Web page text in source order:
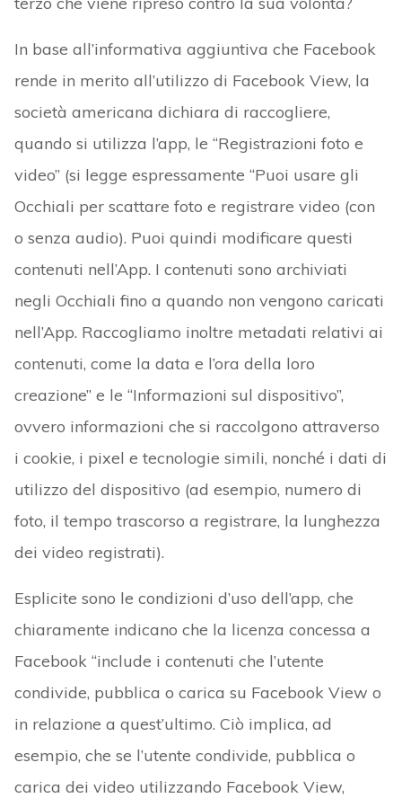
In base all’informativa aggiuntiva che Facebook
rende in merito all’utilizzo di Facebook View, la
società americana dichiara di raccogliere,
quando si utilizza l’app, le “Registrazioni foto e
video” (si legge espressamente “Puoi usare gli
Occhiali per scattare foto e registrare video (con
o senza audio). Puoi quindi modificare questi
contenuti nell’App. I contenuti sono archiviati
negli Occhiali fino a quando non vengono caricati
nell’App. Raccogliamo inoltre metadati relativi ai
contenuti, come la data e l’ora della loro
creazione” e le “Informazioni sul dispositivo”,
ovvero informazioni che si raccolgono attraverso
i cookie, i pixel e tecnologie simili, nonché i dati di
utilizzo del dispositivo (ad esempio, numero di
foto, il tempo trascorso a registrare, la lunghezza
dei video registrati).
Esplicite sono le condizioni d’uso dell’app, che
chiaramente indicano che la licenza concessa a
Facebook “include i contenuti che l’utente
condivide, pubblica o carica su Facebook View o
in relazione a quest’ultimo. Ciò implica, ad
esempio, che se l’utente condivide, pubblica o
carica dei video utilizzando Facebook View,